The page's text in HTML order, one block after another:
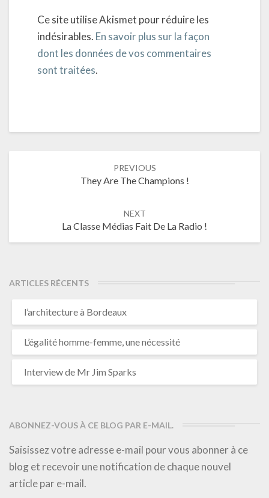
Ce site utilise Akismet pour réduire les
indésirables. En savoir plus sur la façon
dont les données de vos commentaires
sont traitées.
PREVIOUS
They Are The Champions !
NEXT
La Classe Médias Fait De La Radio !
ARTICLES RÉCENTS
l’architecture à Bordeaux
L’égalité homme-femme, une nécessité
Interview de Mr Jim Sparks
ABONNEZ-VOUS À CE BLOG PAR E-MAIL.
Saisissez votre adresse e-mail pour vous abonner à ce
blog et recevoir une notification de chaque nouvel
article par e-mail.